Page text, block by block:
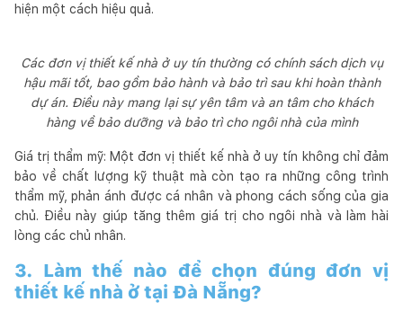
hiện một cách hiệu quả.
Các đơn vị thiết kế nhà ở uy tín thường có chính sách dịch vụ
hậu mãi tốt, bao gồm bảo hành và bảo trì sau khi hoàn thành
dự án. Điều này mang lại sự yên tâm và an tâm cho khách
hàng về bảo dưỡng và bảo trì cho ngôi nhà của mình
Giá trị thẩm mỹ: Một đơn vị thiết kế nhà ở uy tín không chỉ đảm
bảo về chất lượng kỹ thuật mà còn tạo ra những công trình
thẩm mỹ, phản ánh được cá nhân và phong cách sống của gia
chủ. Điều này giúp tăng thêm giá trị cho ngôi nhà và làm hài
lòng các chủ nhân.
3. Làm thế nào để chọn đúng đơn vị
thiết kế nhà ở tại Đà Nẵng?